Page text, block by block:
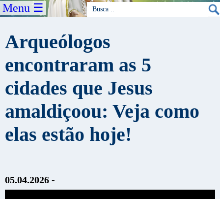
Menu ☰
Arqueólogos
encontraram as 5
cidades que Jesus
amaldiçoou: Veja como
elas estão hoje!
05.04.2026 -